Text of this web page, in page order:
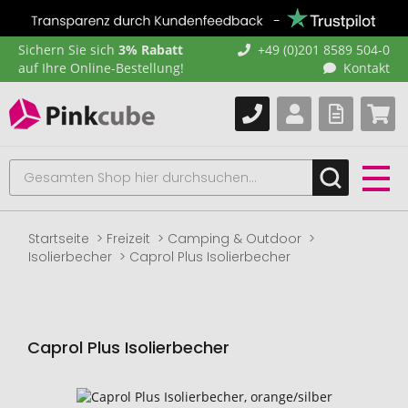
Sichern Sie sich 3% Rabatt
auf Ihre Online-Bestellung!
+49 (0)201 8589 504-0
Kontakt
Startseite Freizeit
Camping & Outdoor
Isolierbecher
Caprol Plus Isolierbecher
Caprol Plus Isolierbecher